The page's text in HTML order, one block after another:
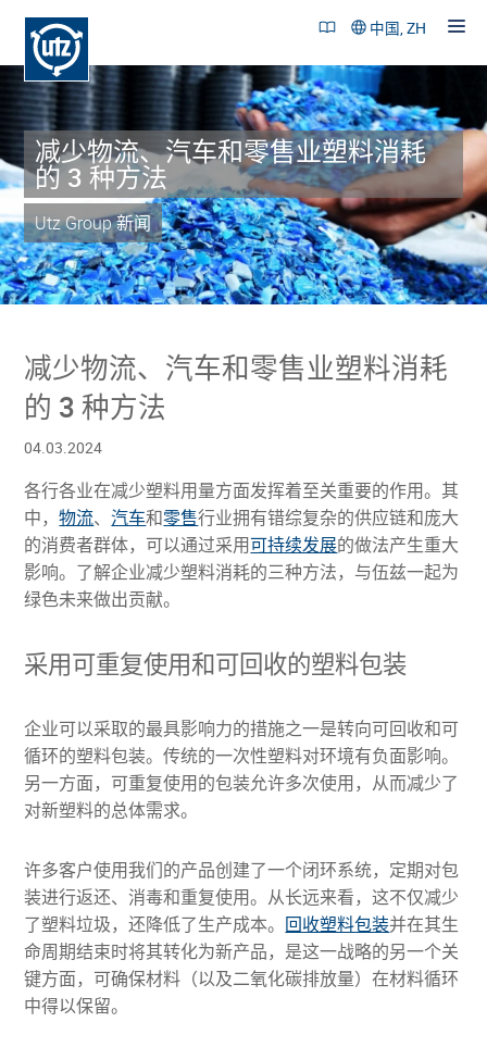
中国, ZH
产品和解决方案
成功案例
可持续性
公司概述
联系
减少物流、汽车和零售业塑料消耗
的 3 种方法
Utz Group 新闻
减少物流、汽车和零售业塑料消耗
的 3 种方法
04.03.2024
各行各业在减少塑料用量方面发挥着至关重要的作用。其
中，物流、汽车和零售行业拥有错综复杂的供应链和庞大
的消费者群体，可以通过采用可持续发展的做法产生重大
影响。了解企业减少塑料消耗的三种方法，与伍兹一起为
绿色未来做出贡献。
采用可重复使用和可回收的塑料包装
企业可以采取的最具影响力的措施之一是转向可回收和可
循环的塑料包装。传统的一次性塑料对环境有负面影响。
另一方面，可重复使用的包装允许多次使用，从而减少了
对新塑料的总体需求。
许多客户使用我们的产品创建了一个闭环系统，定期对包
装进行返还、消毒和重复使用。从长远来看，这不仅减少
了塑料垃圾，还降低了生产成本。 回收塑料包装并在其生
命周期结束时将其转化为新产品，是这一战略的另一个关
键方面，可确保材料（以及二氧化碳排放量）在材料循环
中得以保留。